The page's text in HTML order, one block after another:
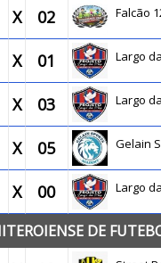
X 02 Falcão
X 01 Largo
X 03 Largo
X 05 Gelain
X 00 Largo
DE